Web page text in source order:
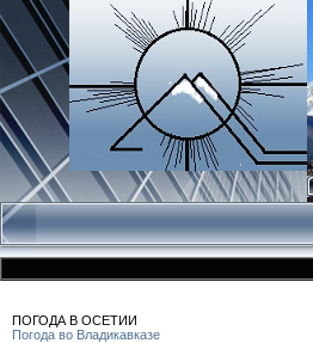
ПОГОДА В ОСЕТИИ
Погода во Владикавказе